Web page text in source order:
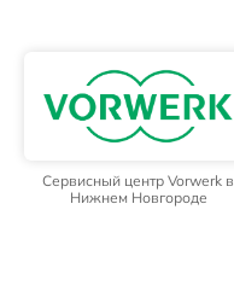
Сервисный центр Vorwerk в
Нижнем Новгороде